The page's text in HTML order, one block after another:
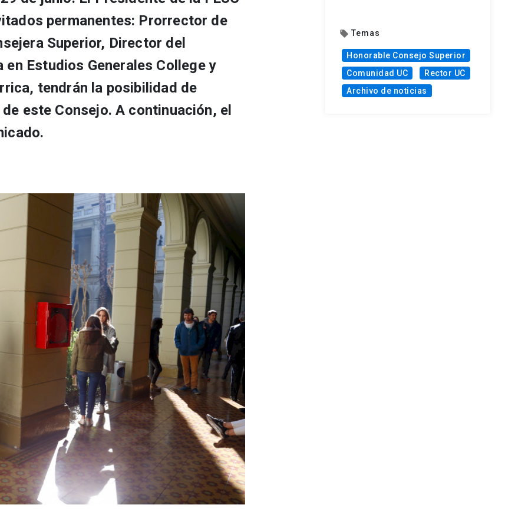
permanentes: Prorrector de
Superior, Director del
Estudios Generales College y
tendrán la posibilidad de
este Consejo. A continuación, el
local_offer Temas
Honorable Consejo Superior
Comunidad UC
Rector UC
Archivo de noticias